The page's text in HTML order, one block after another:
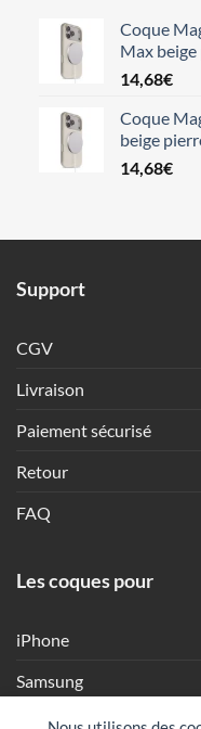
Coque
Max
14,68€
Coque
beige
14,68€
Support
CGV
Livraison
Paiement sécurisé
Retour
FAQ
Les coques pour
iPhone
Samsung
Xiaomi